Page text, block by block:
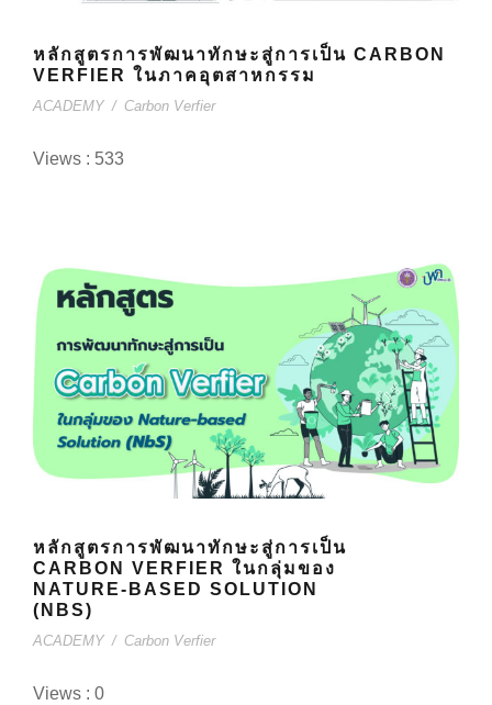
หลักสูตรการพัฒนาทักษะสู่การเป็น CARBON
VERFIER ในภาคอุตสาหกรรม
ACADEMY / Carbon Verfier
Views : 533
หลักสูตรการพัฒนาทักษะสู่การเป็น
CARBON VERFIER ในกลุ่มของ
NATURE-BASED SOLUTION
(NBS)
ACADEMY / Carbon Verfier
Views : 0